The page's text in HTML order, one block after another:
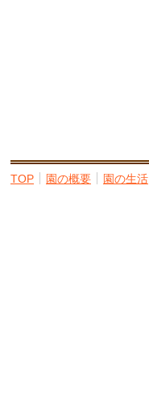
TOP 園の概要 園の生活